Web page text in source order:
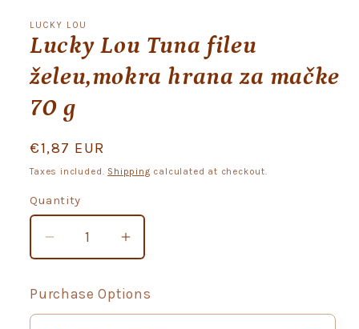
1
in
modal
LUCKY LOU
Lucky Lou Tuna fileu
želeu,mokra hrana za mačke
70 g
Regular
price
€1,87 EUR
Taxes included. Shipping calculated at checkout.
Quantity
Quantity
Decrease
quantity
for
Lucky
Increase
quantity
Lucky
Purchase Options